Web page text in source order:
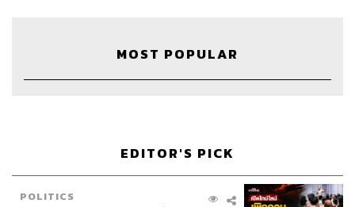
สราวุธ เฮ้งสวัสดิ์
MOST POPULAR
EDITOR'S PICK
POLITICS